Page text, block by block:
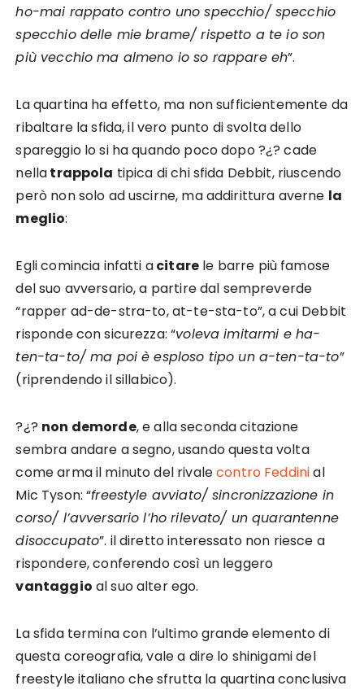
ho-mai rappato contro uno specchio/ specchio
specchio delle mie brame/ rispetto a te io son
più vecchio ma almeno io so rappare eh”.
La quartina ha effetto, ma non sufficientemente da
ribaltare la sfida, il vero punto di svolta dello
spareggio lo si ha quando poco dopo ?¿? cade
nellatrappola tipica di chi sfida Debbit, riuscendo
però non solo ad uscirne, ma addirittura averne la
meglio:
Egli comincia infatti acitare le barre più famose
del suo avversario, a partire dal sempreverde
“rapper ad-de-stra-to, at-te-sta-to”, a cui Debbit
risponde con sicurezza: “voleva imitarmi e ha-
ten-ta-to/ ma poi è esploso tipo un a-ten-ta-to”
(riprendendo il sillabico).
?¿? non demorde, e alla seconda citazione
sembra andare a segno, usando questa volta
come arma il minuto del rivalecontro Feddinial
Mic Tyson: “freestyle avviato/ sincronizzazione in
corso/ l’avversario l’ho rilevato/ un quarantenne
disoccupato”. il diretto interessato non riesce a
rispondere, conferendo così un leggero
vantaggio al suo alter ego.
La sfida termina con l’ultimo grande elemento di
questa coreografia, vale a dire lo shinigami del
freestyle italiano che sfrutta la quartina conclusiva